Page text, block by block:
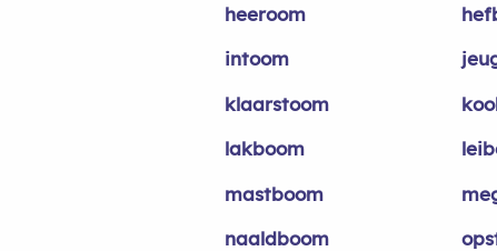
heeroom
intoom
klaarstoom
lakboom
mastboom
naaldboom